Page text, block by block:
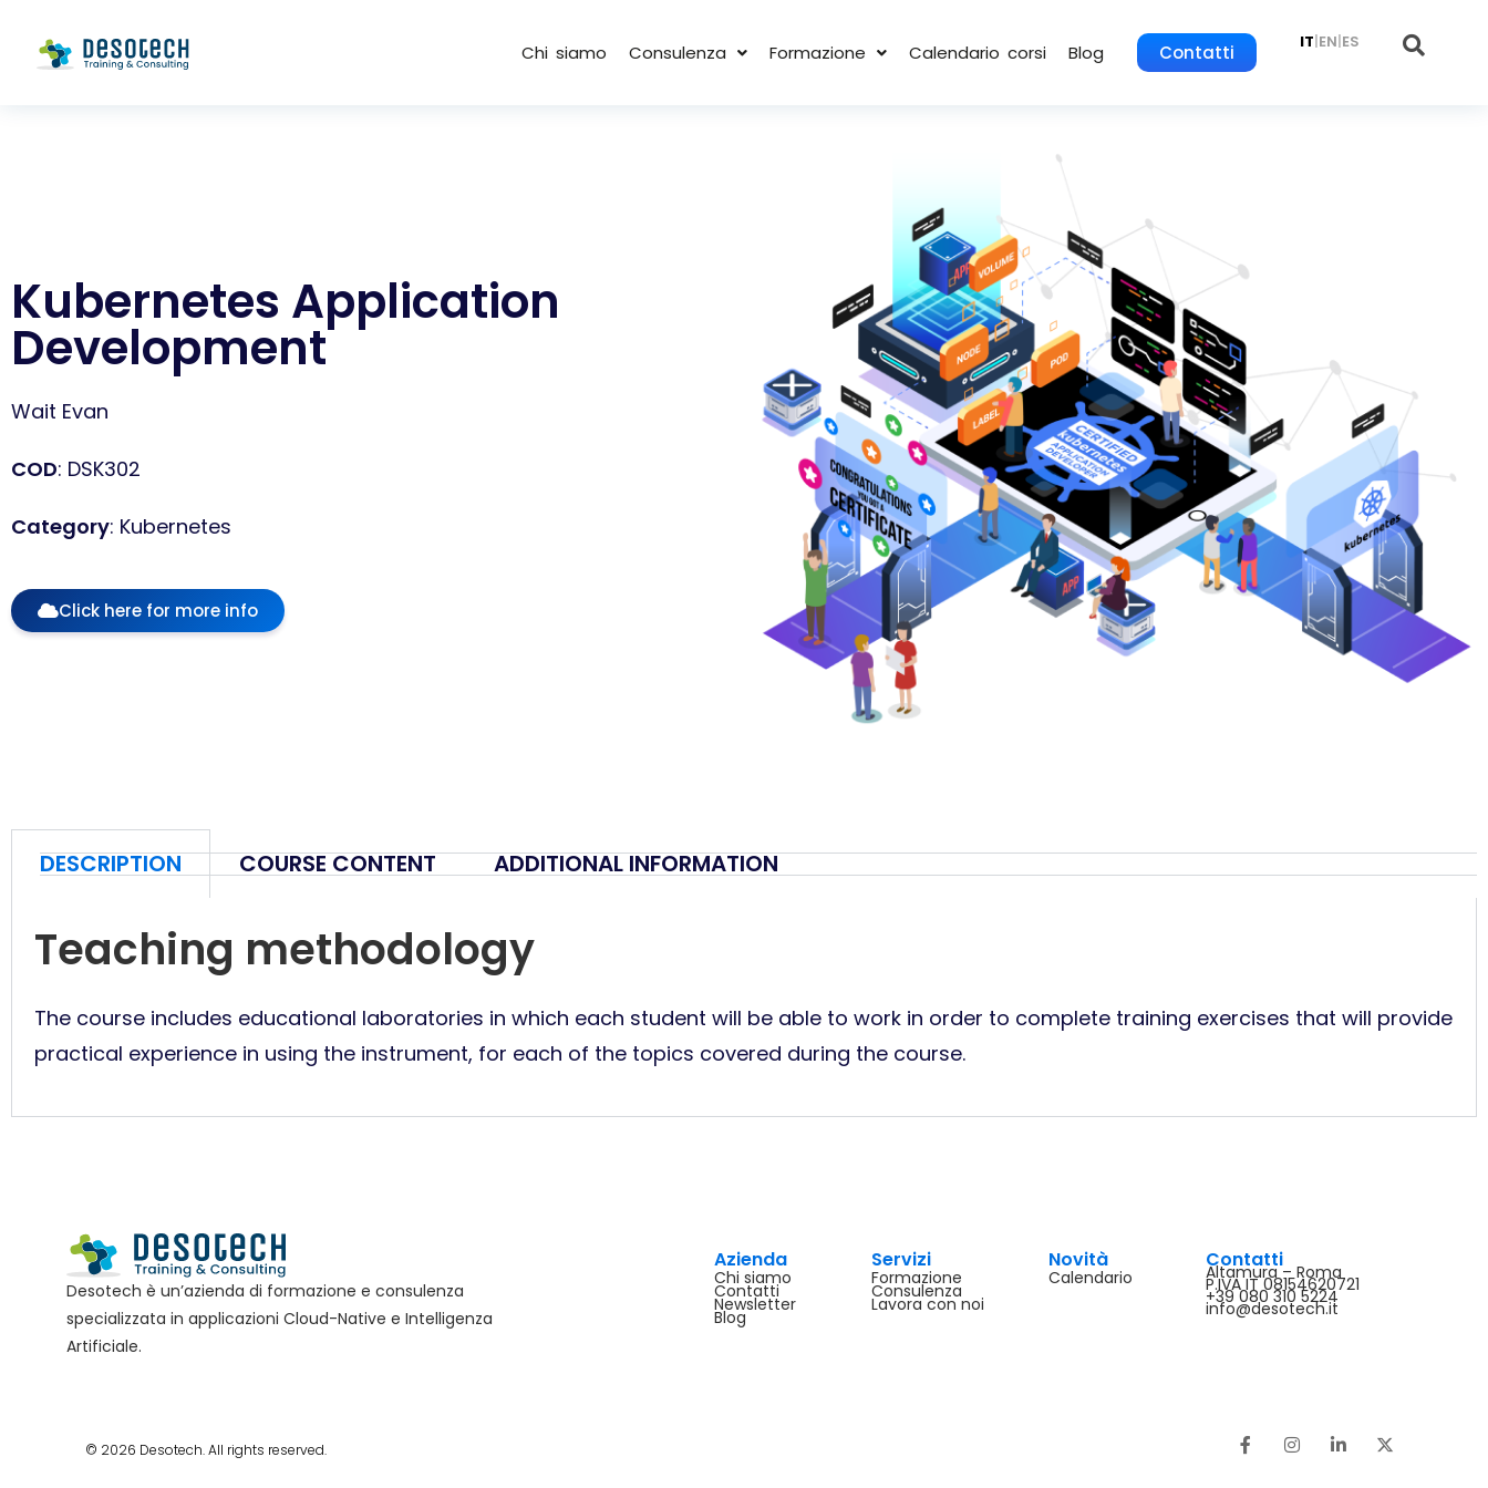
Chi siamo Consulenza Formazione Calendario corsi Blog Contatti IT|EN|ES
Kubernetes Application
Development
Wait Evan
COD: DSK302
Category: Kubernetes
Click here for more info
DESCRIPTION COURSE CONTENT ADDITIONAL INFORMATION
Teaching methodology
The course includes educational laboratories in which each student will be able to work in order to complete training exercises that will provide
practical experience in using the instrument, for each of the topics covered during the course.
Desotech è un’azienda di formazione e consulenza
specializzata in applicazioni Cloud-Native e Intelligenza
Artificiale.
Azienda
Chi siamo
Contatti
Newsletter
Blog
Servizi
Formazione
Consulenza
Lavora con noi
Novità
Calendario
Contatti
Altamura – Roma
P.IVA IT 08154620721
+39 080 310 5224
info@desotech.it
© 2026 Desotech. All rights reserved.